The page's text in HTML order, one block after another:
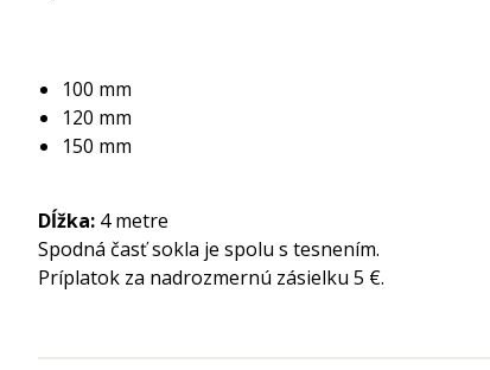
100 mm
120 mm
150 mm
Dĺžka: 4 metre
Spodná časť sokla je spolu s tesnením.
Príplatok za nadrozmernú zásielku 5 €.